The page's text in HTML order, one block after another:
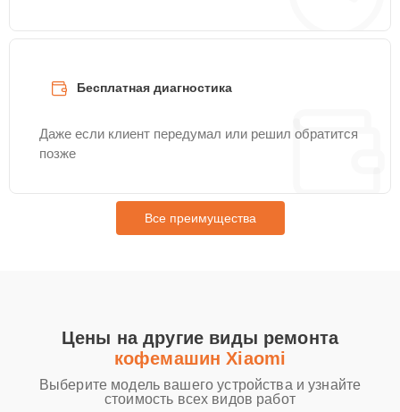
Бесплатная диагностика
Даже если клиент передумал или решил обратится
позже
Все преимущества
Цены на другие виды ремонта
кофемашин Xiaomi
Выберите модель вашего устройства и узнайте
стоимость всех видов работ